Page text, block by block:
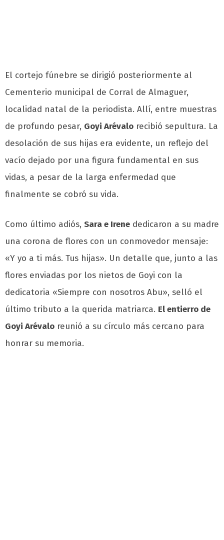
El cortejo fúnebre se dirigió posteriormente al
Cementerio municipal de Corral de Almaguer,
localidad natal de la periodista. Allí, entre muestras
de profundo pesar, Goyi Arévalo recibió sepultura. La
desolación de sus hijas era evidente, un reflejo del
vacío dejado por una figura fundamental en sus
vidas, a pesar de la larga enfermedad que
finalmente se cobró su vida.
Como último adiós, Sara e Irene dedicaron a su madre
una corona de flores con un conmovedor mensaje:
«Y yo a ti más. Tus hijas». Un detalle que, junto a las
flores enviadas por los nietos de Goyi con la
dedicatoria «Siempre con nosotros Abu», selló el
último tributo a la querida matriarca. El entierro de
Goyi Arévalo reunió a su círculo más cercano para
honrar su memoria.